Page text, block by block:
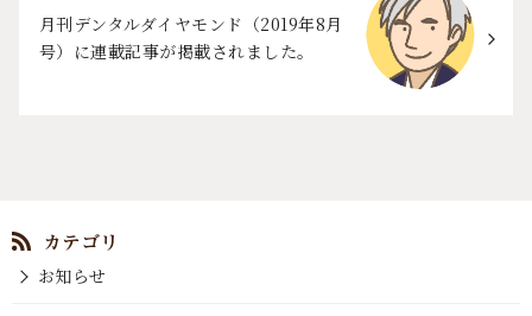
月刊デンタルダイヤモンド（2019年8月
号）に連載記事が掲載されました。
お知らせ